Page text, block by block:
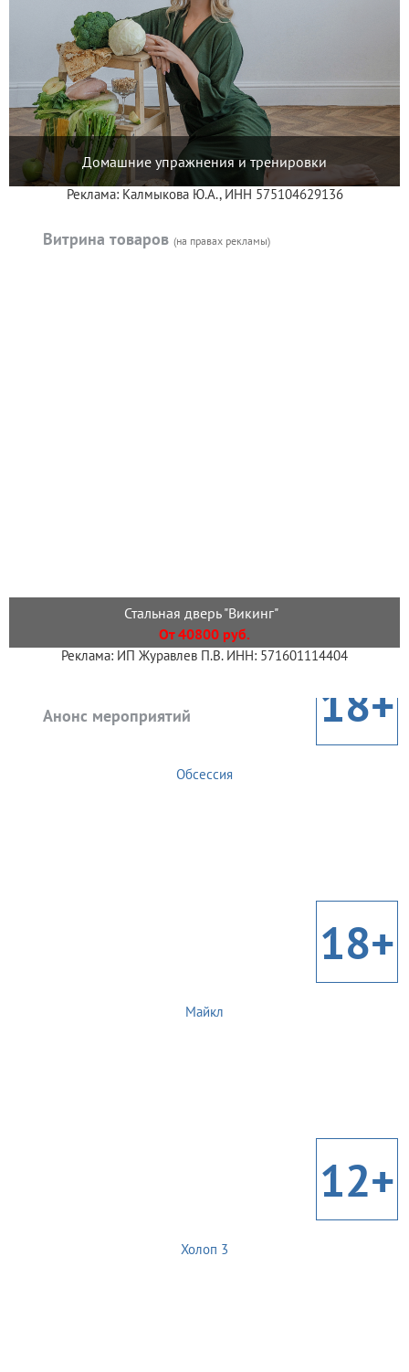
Домашние упражнения и тренировки
Реклама: Калмыкова Ю.А., ИНН 575104629136
Витрина товаров (на правах рекламы)
Стальная дверь "Викинг"
От 40800 руб.
Реклама: ИП Журавлев П.В. ИНН: 571601114404
Анонс мероприятий 18+
Обсессия
18+
Майкл
12+
Холоп 3